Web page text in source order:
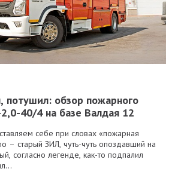
потушил: обзор пожарного
40/4 на базе Валдая 12
себе при словах «пожарная
– старый ЗИЛ, чуть-чуть опоздавший на
согласно легенде, как-то подпалил